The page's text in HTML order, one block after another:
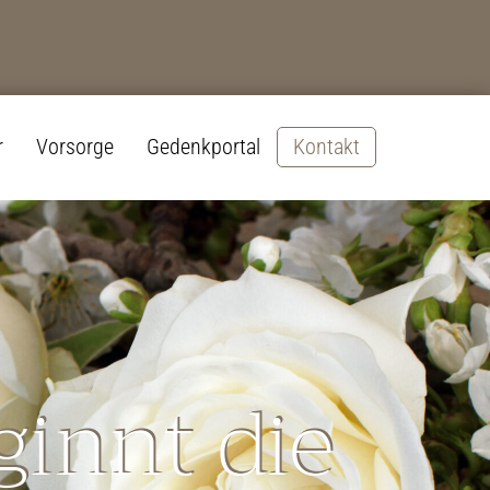
Vorsorge Gedenkportal Kontakt
die